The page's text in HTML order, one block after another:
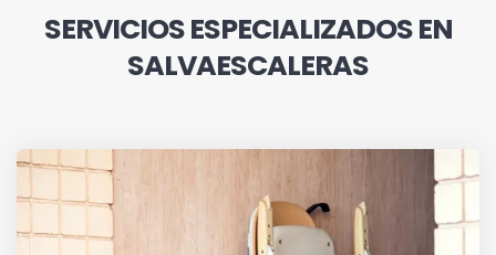
SERVICIOS ESPECIALIZADOS EN
SALVAESCALERAS